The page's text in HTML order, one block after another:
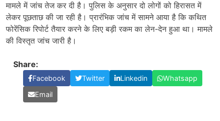
मामले में जांच तेज कर दी है। पुलिस के अनुसार दो लोगों को हिरासत में
लेकर पूछताछ की जा रही है। प्रारंभिक जांच में सामने आया है कि कथित
फोरेंसिक रिपोर्ट तैयार करने के लिए बड़ी रकम का लेन-देन हुआ था। मामले
की विस्तृत जांच जारी है।
Share:
Facebook Twitter Linkedin
Whatsapp
Email